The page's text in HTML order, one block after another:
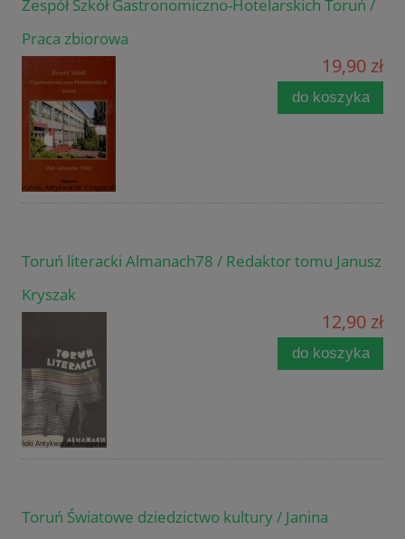
Zespół Szkół Gastronomiczno-Hotelarskich Toruń /
Praca zbiorowa
19,90 zł
do koszyka
Toruń literacki Almanach78 / Redaktor tomu Janusz
Kryszak
12,90 zł
do koszyka
Toruń Światowe dziedzictwo kultury / Janina